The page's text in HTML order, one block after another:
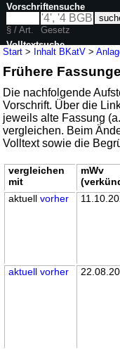
Start > Inhalt BKatV >
Frühere
Die nachfolgende
Vorschrift. Über die
jeweils alte Fassung
vergleichen. Beim
Volltext sowie die
vergleichen
mit
mWv
aktuellvorher
aktuell vorher
Vorschriftensuche
§ / Art.
Gesetz
Volltextsuche
nur in BKatV